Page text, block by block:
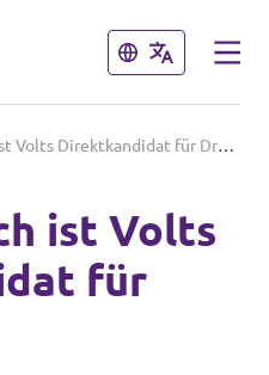
Schließen
Schließen
Terence Koch ist Volts Direktkandidat für Dresden I
ist Volts
für